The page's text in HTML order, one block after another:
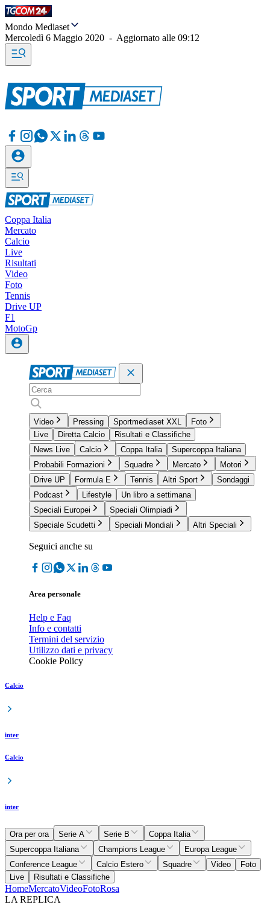
Mondo Mediaset
Mercoledì 6 Maggio 2020 - Aggiornato alle 09:12
Coppa Italia
Mercato
Calcio
Live
Risultati
Video
Foto
Tennis
Drive UP
F1
MotoGp
Video Pressing Sportmediaset XXL
Foto
Live
Diretta Calcio
Risultati e Classifiche
News Live
Calcio Coppa Italia
Supercoppa Italiana
Probabili Formazioni
Squadre Mercato
Motori
Drive UP
Formula E Tennis Altri Sport
Sondaggi
Podcast
Lifestyle
Un libro a settimana
Speciali Europei
Speciali Olimpiadi
Speciale Scudetti
Speciali Mondiali Altri Speciali
Seguici anche su
Area personale
Help e Faq
Info e contatti
Termini del servizio
Utilizzo dati e privacy
Cookie Policy
Calcio
inter
Calcio
inter
Ora per ora Serie A Serie B
Coppa Italia
Supercoppa Italiana
Champions League
Europa League
Conference League
Calcio Estero Squadre Video
Foto
Live
Risultati e Classifiche
HomeMercatoVideoFotoRosa
LA REPLICA